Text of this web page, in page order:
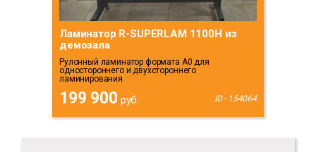
Ламинатор R-SUPERLAM 1100H из
демозала
Рулонный ламинатор формата А0 для
одностороннего и двухстороннего
ламинирования.
199 900 руб. ID - 154064